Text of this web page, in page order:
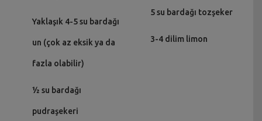
Yaklaşık 4-5 su bardağı
un (çok az eksik ya da
fazla olabilir)
½ su bardağı
pudraşekeri
5 su bardağı tozşeker
3-4 dilim limon